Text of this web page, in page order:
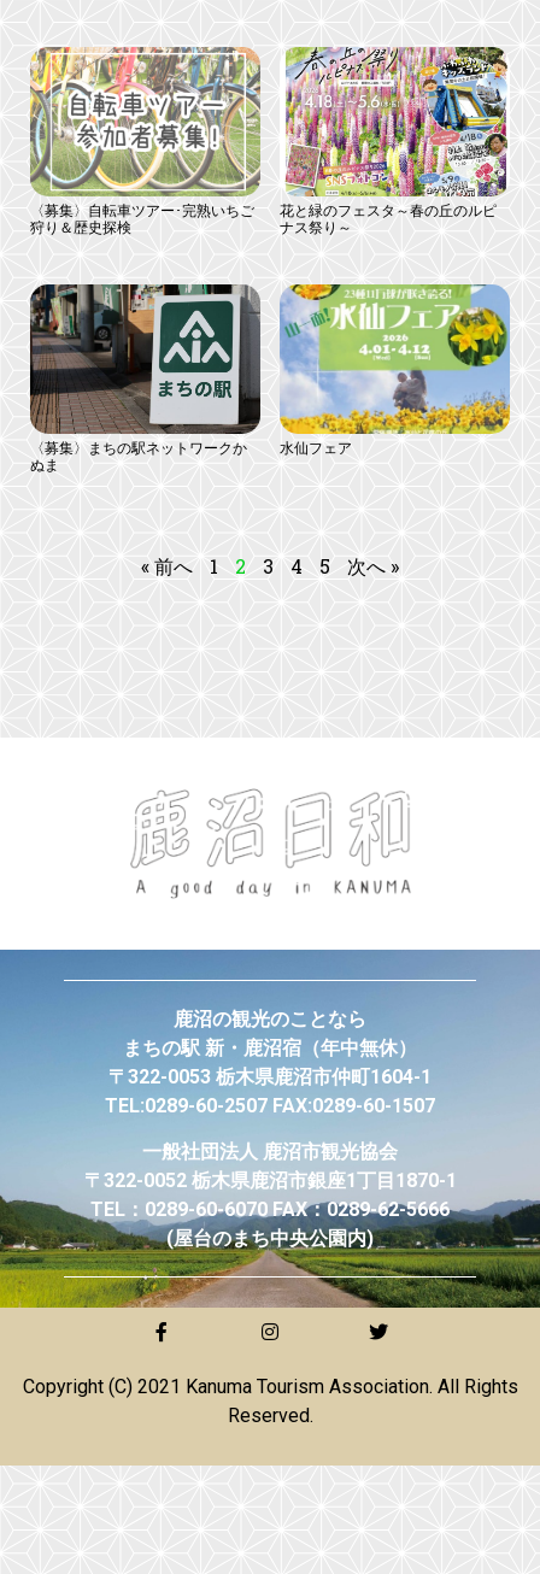
〈募集〉自転車ツアー･完熟いちご
狩り＆歴史探検
花と緑のフェスタ～春の丘のルピ
ナス祭り～
〈募集〉まちの駅ネットワークか
ぬま
水仙フェア
« 前へ 1 2 3 4 5 次へ »
鹿沼の観光のことなら
まちの駅 新・鹿沼宿 （年中無休）
〒322-0053 栃木県鹿沼市仲町1604-1
TEL:0289-60-2507 FAX:0289-60-1507
一般社団法人 鹿沼市観光協会
〒322-0052 栃木県鹿沼市銀座1丁目1870-1
TEL：0289-60-6070 FAX：0289-62-5666
(屋台のまち中央公園内)
Copyright (C) 2021 Kanuma Tourism Association. All Rights
Reserved.